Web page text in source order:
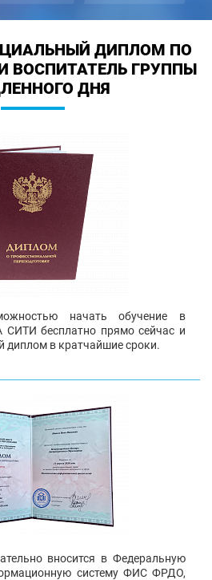
ДИПЛОМ ПО
ВОСПИТАТЕЛЬ ГРУППЫ
ДНЯ
начать обучение в
бесплатно прямо сейчас и
диплом в кратчайшие сроки.
вносится в Федеральную
систему ФИС ФРДО,